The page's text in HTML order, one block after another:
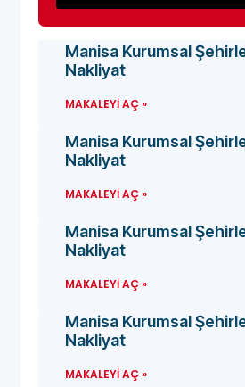
Manisa Kurumsal
Nakliyat
MAKALEYI AÇ »
Manisa Kurumsal
Nakliyat
MAKALEYI AÇ »
Manisa Kurumsal
Nakliyat
MAKALEYI AÇ »
Manisa Kurumsal
Nakliyat
MAKALEYI AÇ »